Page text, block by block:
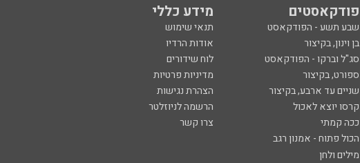
פודקאסטים מידע כללי
שבע תשע - הפודקאסט
תנאי שימוש
בן וינון, בקיצור
אודות הרדיו
סג"ל וברקו - הפודקאסט
לוח שידורים
ספורט, בקיצור
מדיניות פרטיות
שניים עד ארבע, בקיצור
הצהרת נגישות
קרסו יוצא לאכול
הרשמה לניוזלטר
ככה קמתי
צרו קשר
הכול פתוח - אמנון רגב
מילים ולחן